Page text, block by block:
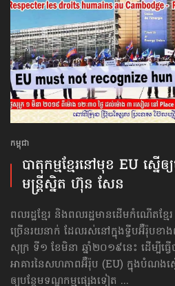
កម្ពុជា
បាតុកម្មខ្មែរនៅមុខ EU ស្នើឲ្
មន្ត្រីស្និត ហ៊ុន សែន
ពលរដ្ឋខ្មែរ និងពលរដ្ឋមានដើមកំណើតខ្ម
ច្រើនរយនាក់ ដែលរស់នៅក្នុងទ្វីបអ៊ឺរ៉ុបខាង
សុក្រ ទី១ ខែមិនា ឆ្នាំ២០១៩នេះ ដើម្បីធ្វ
អាគារនៃសហភាពអ៊ឺរ៉ុប (EU) ក្នុងបំណង
ឲ្យបន្ថែមទណ្ឌកម្មផ្សេងទៀត ...